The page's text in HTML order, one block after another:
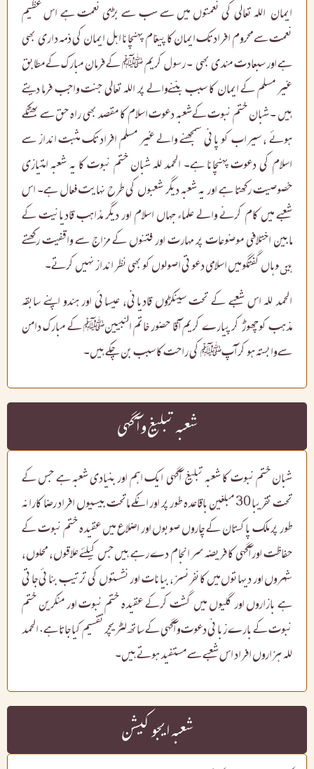
ایمان اللہ تعالی کی نعمتوں میں سے سب سے بڑی نعمت ہے اس عظیم
نعمت سے محروم افراد تک ایمان کا پیغام پہنچانا اہل ایمان کی ذمہ داری بھی
ہے اور سبعادت مندی بھی ۔ رسول کریم ﷺ کے فرمان مبارک کے مطابق
غیر مسلم کے ایمان کا سبب بننےوالے پر اللہ تعالی جنت واجب فرما دیتے
ہیں ۔ شبان ختم نبوت کےشعبہ دعوت اسلام کا مقصد بھی راہ حق سے بھٹکے
ہوئے ، سیراب کو پانی سمجھنے والے غیر مسلم افراد تک مثبت انداز سے
اسلام کی دعوت پہنچانا ہے۔ الحمد للہ شبان ختم نبوت کا یہ شعبہ امتیازی
خصوصیت رکھتا ہے اور یہ شعبہ دیگر شعبوں کی طرح نہایت فعال ہے۔ اس
شعبے میں کام کرنے والے علماء جہاں اسلام اور دیگر مذاہب قادیانیت کے
مابین اختلافی موضوعات پر مہارت اور فتنوں کے مزاج سے واقفیت رکھتے
ہیںوہاں گفتگو میں اسلامی دعوتی اصولوں کو بھی نظر انداز نہیں کرتے۔
الحمد للہ اس شعبے کے تحت سینکڑوں قادیانی، عیسائی اور ہندو اپنے سابقہ
مذہب کوچھوڑ کر پیارے کریم آقا حضور خاتم النبیینﷺ کے مبارک دامن
سے وابستہ ہو کر آپﷺ کی راحت کا سبب بن چکے ہیں۔
شعبہ تبلیغ و آ گہی
شبان ختم نبوت کا شعبہ تبلیغ آگہی ایک اہم اور بنیادی شعبہ ہے جس کے
تحت تقریبا 30 مبلغین باقاعدہ طور پر اور انکے ماتحت بیسیوں افراد رضا کارانہ
طور پر ملک پاکستان کے چاروں صوبوں اور اضلاع میں عقیدہ ختم نبوت کے
حفاظت اور آگہی کا فریضہ سر انجام دے رہے ہیں جس کیلئے علاقوں، محلوں،
شہروں اور دیہاتوں میں کانفرنسز، بیانات اور نشستوں کی ترتیب بنائی جاتی
ہے بازاروں اور گلیوں میں گشت کرکے عقیدہ ختم نبوت اور منکرین ختم
نبوت کے بارے زبانی دعوت و آگہی کے ساتھ لٹریچر تقسیم کیا جاتا ہے. الحمد
للہ ہزاروں افراد اس شعبے سے مستفید ہوتے ہیں۔
شعبہ ایجوکیشن